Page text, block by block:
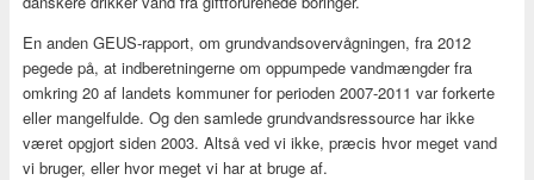
En anden GEUS-rapport, om grundvandsovervågningen, fra 2012
pegede på, at indberetningerne om oppumpede vandmængder fra
omkring 20 af landets kommuner for perioden 2007-2011 var forkerte
eller mangelfulde. Og den samlede grundvandsressource har ikke
været opgjort siden 2003. Altså ved vi ikke, præcis hvor meget vand
vi bruger, eller hvor meget vi har at bruge af.